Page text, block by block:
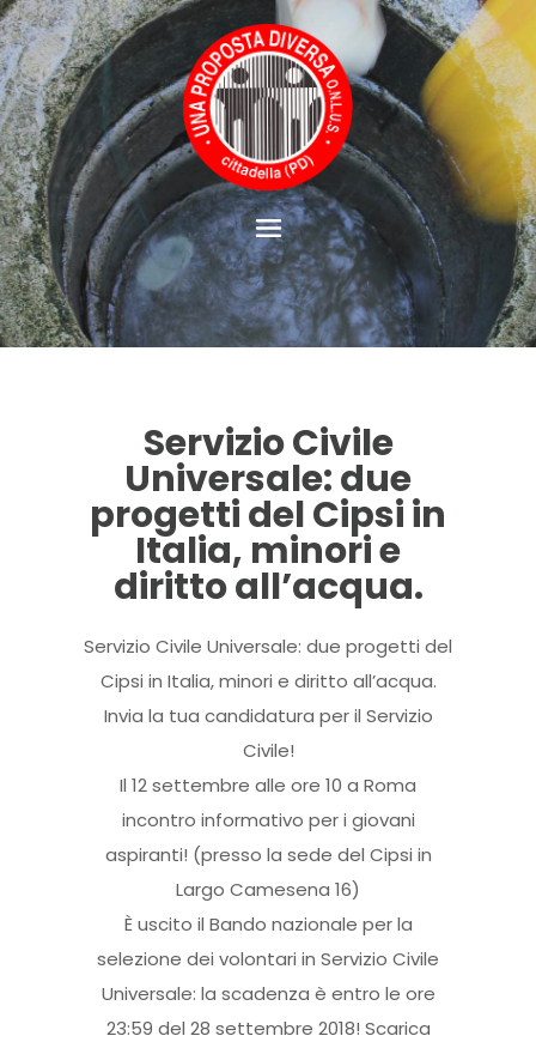
Servizio Civile
Universale: due
progetti del Cipsi in
Italia, minori e
diritto all’acqua.
Servizio Civile Universale: due progetti del
Cipsi in Italia, minori e diritto all’acqua.
Invia la tua candidatura per il Servizio
Civile!
Il 12 settembre alle ore 10 a Roma
incontro informativo per i giovani
aspiranti! (presso la sede del Cipsi in
Largo Camesena 16)
È uscito il Bando nazionale per la
selezione dei volontari in Servizio Civile
Universale: la scadenza è entro le ore
23:59 del 28 settembre 2018! Scarica